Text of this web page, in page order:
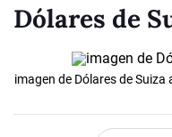
Dólares de
imagen de Dólares de Suiza